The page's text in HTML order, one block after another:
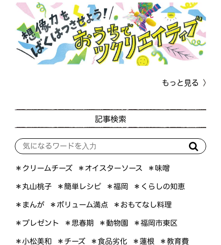
もっと見る
記事検索
＊クリームチーズ ＊オイスターソース ＊味噌
＊丸山桃子 ＊簡単レシピ ＊福岡 ＊くらしの知恵
＊まんが ＊ボリューム満点 ＊おもてなし料理
＊プレゼント ＊思春期 ＊動物園 ＊福岡市東区
＊小松美和 ＊チーズ ＊食品劣化 ＊蓮根 ＊教育費